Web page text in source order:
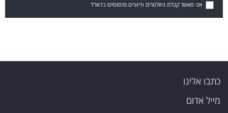
אני מאשר קבלת ניוזלטרים ודיוורים פרסומיים בדוא"ל
כתבו אלינו
מייל אדום